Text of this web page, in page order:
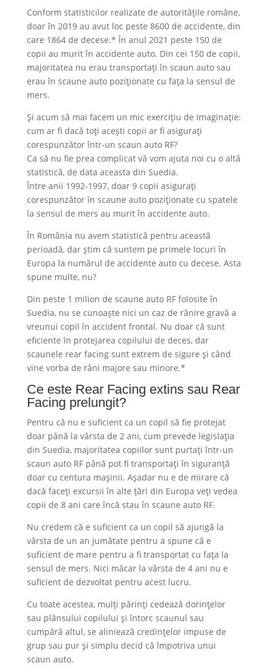
Conform statisticilor realizate de autoritățile române,
doar în 2019 au avut loc peste 8600 de accidente, din
care 1864 de decese.* În anul 2021 peste 150 de
copii au murit în accidente auto. Din cei 150 de copii,
majoritatea nu erau transportați în scaun auto sau
erau în scaune auto poziționate cu fața la sensul de
mers.
Și acum să mai facem un mic exercițiu de imaginație:
cum ar fi dacă toți acești copii ar fi asigurați
corespunzător într-un scaun auto RF?
Ca să nu fie prea complicat vă vom ajuta noi cu o altă
statistică, de data aceasta din Suedia.
Între anii 1992-1997, doar 9 copii asigurați
corespunzător în scaune auto poziționate cu spatele
la sensul de mers au murit în accidente auto.
În România nu avem statistică pentru această
perioadă, dar știm că suntem pe primele locuri în
Europa la numărul de accidente auto cu decese. Asta
spune multe, nu?
Din peste 1 milion de scaune auto RF folosite în
Suedia, nu se cunoaște nici un caz de rănire gravă a
vreunui copil în accident frontal. Nu doar că sunt
eficiente în protejarea copilului de deces, dar
scaunele rear facing sunt extrem de sigure și când
vine vorba de răni majore sau minore.*
Ce este Rear Facing extins sau Rear
Facing prelungit?
Pentru că nu e suficient ca un copil să fie protejat
doar până la vârsta de 2 ani, cum prevede legislația
din Suedia, majoritatea copiilor sunt purtați într-un
scaun auto RF până pot fi transportați în siguranță
doar cu centura mașinii. Așadar nu e de mirare că
dacă faceți excursii în alte țări din Europa veți vedea
copii de 8 ani care încă stau în scaune auto RF.
Nu credem că e suficient ca un copil să ajungă la
vârsta de un an jumătate pentru a spune că e
suficient de mare pentru a fi transportat cu fața la
sensul de mers. Nici măcar la vârsta de 4 ani nu e
suficient de dezvoltat pentru acest lucru.
Cu toate acestea, mulți părinți cedează dorințelor
sau plânsului copilului și întorc scaunul sau
cumpără altul, se aliniează credințelor impuse de
grup sau pur și simplu decid că împotriva unui
scaun auto.